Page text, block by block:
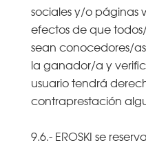
sociales y/o páginas
efectos de que
sean conocedores/
la ganador/a y
usuario tendrá
contraprestación
9.6.- EROSKI se